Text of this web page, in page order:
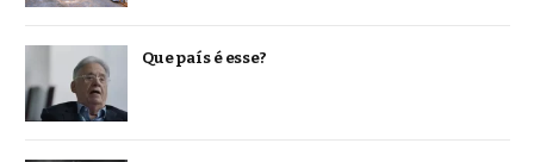
Que país é esse?